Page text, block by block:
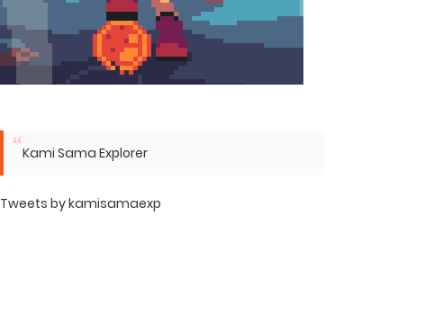
Kami Sama Explorer
Tweets by kamisamaexp